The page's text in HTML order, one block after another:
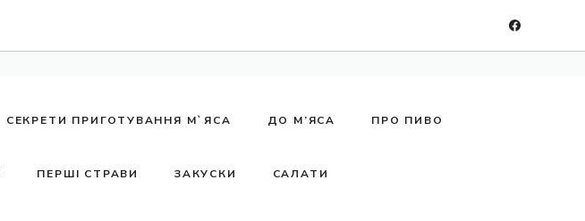
СЕКРЕТИ ПРИГОТУВАННЯ М`ЯСА ДО М’ЯСА ПРО ПИВО
ПЕРШІ СТРАВИ ЗАКУСКИ САЛАТИ